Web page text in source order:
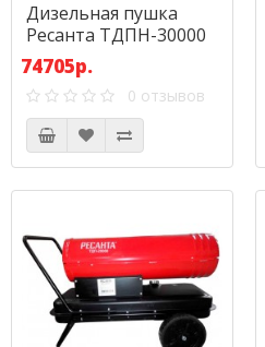
Дизельная пушка
Ресанта ТДПН-30000
непрямого нагрева
74705р.
0 отзывов